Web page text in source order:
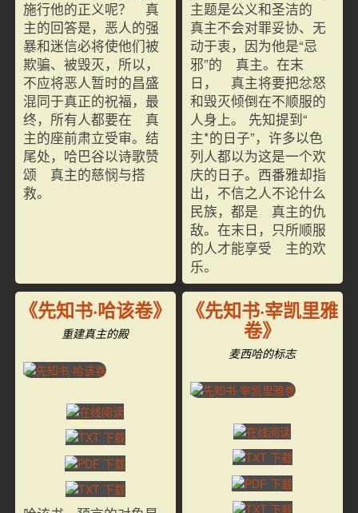
施行他的正义呢？ 真
主的回答是，恶人的强
暴和迷信必将使他们被
欺骗、被毁灭，所以，
不应将恶人暂时的昌盛
混同于真正的祝福，最
终，所有人都要在 真
主的座前肃立受审。结
尾处，哈巴谷以诗歌赞
颂 真主的慈悯与搭
救。
主题是公义和圣洁的
真主不会对罪妥协、无
动于衷，因为他是“忌
邪”的 真主。在末
日， 真主将要把忿怒
和毁灭倾倒在不顺服的
人身上。 先知提到“
主*的日子”，许多以色
列人都以为这是一个欢
庆的日子。西番雅却指
出，不信之人不论什么
民族，都是 真主的仇
敌。在末日，只所顺服
的人才能享受 主的欢
乐。
《先知书·哈该卷》
重建真主的殿
《先知书·宰凯里雅
卷》
麦西哈的标志